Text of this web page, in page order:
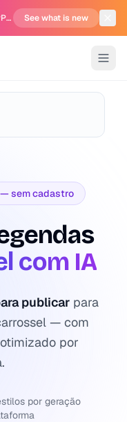
New: Video (MP4) export + PowerPoint (PPTX) support in Carousel Generator See what is new
sem cadastro
com IA
publicar para
— com
por
por geração